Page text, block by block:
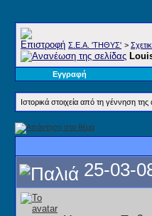
Σ.E.A. 'ΤΗΘΥΣ' >
Εγγραφή
Ιστορικά στοιχεία από τη γέννηση
25-03-